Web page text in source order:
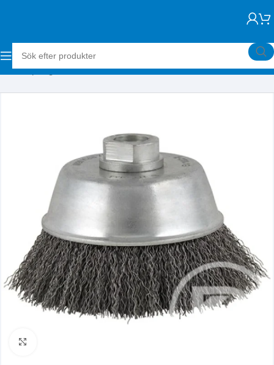
Hem Slipning Stålborstar